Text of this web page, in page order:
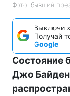
Фото: бывший
Выключи
Получай
Google
Состояние
Джо